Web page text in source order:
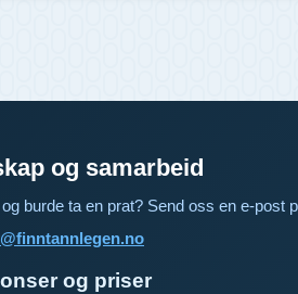
og samarbeid
burde ta en prat? Send oss en e-post
og priser